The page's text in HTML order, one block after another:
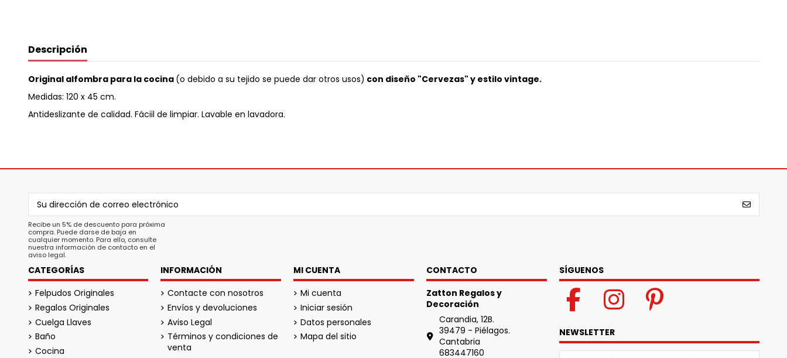
Descripción
Original alfombra para la cocina (o debido a su tejido se puede dar otros usos) con diseño "Cervezas" y estilo vintage.
Medidas: 120 x 45 cm.
Antideslizante de calidad. Fáciil de limpiar. Lavable en lavadora.
Recibe un 5% de descuento para próxima
compra. Puede darse de baja en
cualquier momento. Para ello, consulte
nuestra información de contacto en el
aviso legal.
CATEGORÍAS
Felpudos Originales
Regalos Originales
Cuelga Llaves
Baño
Cocina
INFORMACIÓN
Contacte con nosotros
Envíos y devoluciones
Aviso Legal
Términos y condiciones de
venta
MI CUENTA
Mi cuenta
Iniciar sesión
Datos personales
Mapa del sitio
CONTACTO
Zatton Regalos y
Decoración
Carandia, 12B.
39479 - Piélagos.
Cantabria
683447160
SÍGUENOS
NEWSLETTER